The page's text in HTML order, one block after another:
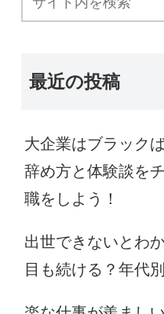
最近の投稿
大企業はブラック
辞め方と体験談を
職をしよう！
出世できないとわ
目も続ける？年代